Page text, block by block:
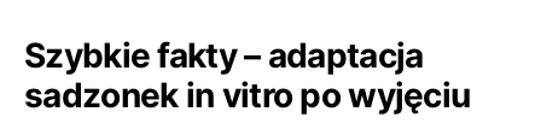
Szybkie fakty – adaptacja
sadzonek in vitro po wyjęciu